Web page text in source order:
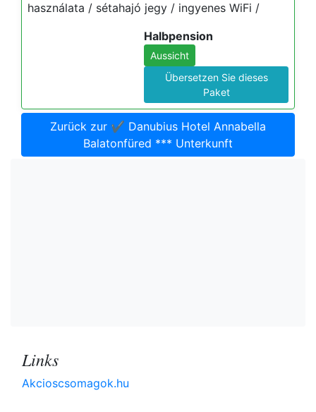
használata / sétahajó jegy / ingyenes WiFi /
Halbpension
Aussicht
Übersetzen Sie dieses
Paket
Zurück zur ✔️ Danubius Hotel Annabella
Balatonfüred *** Unterkunft
Links
Akcioscsomagok.hu